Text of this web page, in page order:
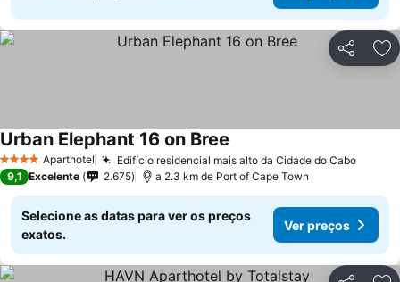
Partilhar
4 EstrelasAparthotel Edifício residencial mais alto da Cidade do Cabo
Urban Elephant 16 on Bree
9,1 Excelente 2.675 a 2.3 km de Port of Cape Town
Selecione as datas para ver os preços
exatos.
Ver preços